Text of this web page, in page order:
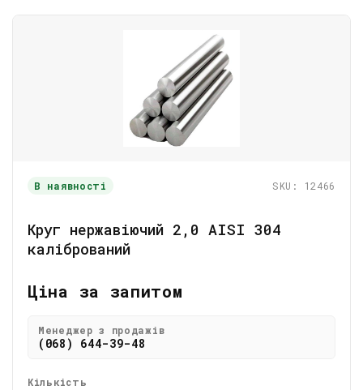
В наявності SKU: 12466
Круг нержавіючий 2,0 АІSI 304
калібрований
Ціна за запитом
Менеджер з продажів
(068) 644-39-48
Кількість